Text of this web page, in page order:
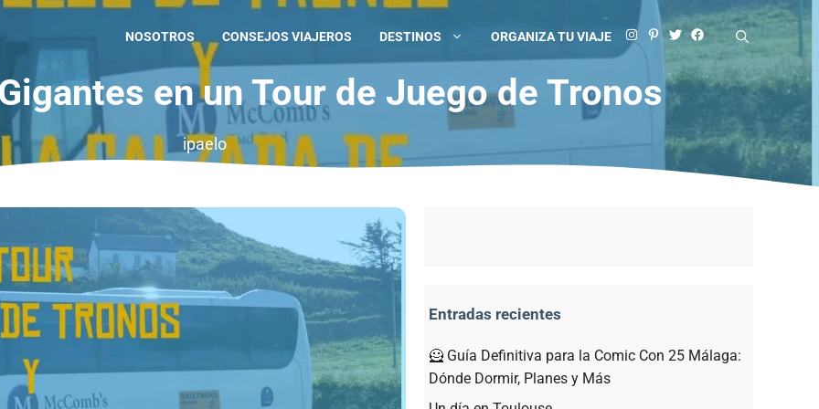
NOSOTROS CONSEJOS VIAJEROS DESTINOS ORGANIZA TU VIAJE
en un Tour de Juego de Tronos
ipaelo
Entradas recientes
🦸 Guía Definitiva para la Comic Con 25 Málaga:
Dónde Dormir, Planes y Más